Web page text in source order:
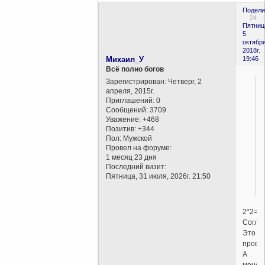
24
5
2018г.
19:46
Михаил_У
Всё полно богов
Зарегистрирован: Четверг, 2
апреля, 2015г.
Приглашений: 0
Сообщений: 3709
Уважение: +468
Позитив: +344
Пол: Мужской
Провел на форуме:
1 месяц 23 дня
Последний визит:
Пятница, 31 июля, 2026г. 21:50
2*2=4.
Это
А